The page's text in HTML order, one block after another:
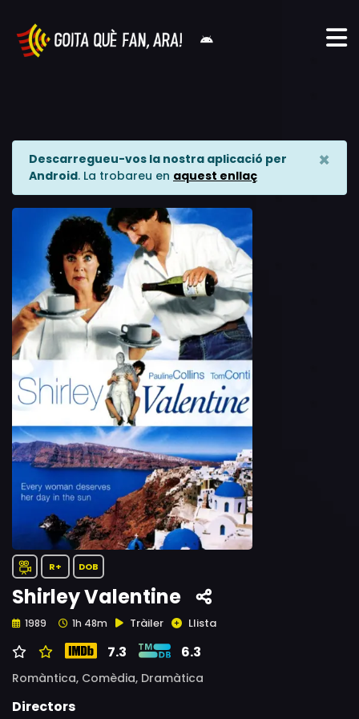
Descarregueu-vos la nostra aplicació per
Android. La trobareu en aquest enllaç
×
R+ DOB
Shirley Valentine
1989 1h 48m Tràiler Llista
7.3 6.3
Romàntica, Comèdia, Dramàtica
Directors